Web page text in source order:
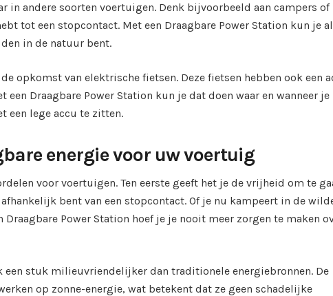
in andere soorten voertuigen. Denk bijvoorbeeld aan campers of
tot een stopcontact. Met een Draagbare Power Station kun je
in de natuur bent.
opkomst van elektrische fietsen. Deze fietsen hebben ook een
Draagbare Power Station kun je dat doen waar en wanneer je
een lege accu te zitten.
energie voor uw voertuig
voor voertuigen. Ten eerste geeft het je de vrijheid om te
bent van een stopcontact. Of je nu kampeert in de
Power Station hoef je je nooit meer zorgen te maken
een stuk milieuvriendelijker dan traditionele energiebronnen. De
op zonne-energie, wat betekent dat ze geen schadelijke